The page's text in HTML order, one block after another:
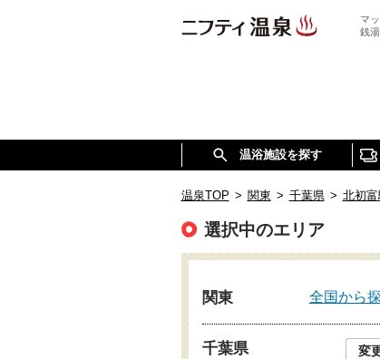
マ
銭
温浴施設を探す
温泉TOP > 関東 > 千葉県 > 北初富
選択中のエリア
関東 全国から
千葉県 変